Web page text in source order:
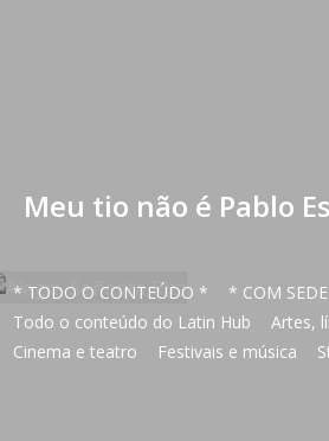
Meu tio não é Pablo
* TODO O CONTEÚDO *
* COM
Todo o conteúdo do Latin Hub
Artes,
Cinema e teatro
Festivais e música